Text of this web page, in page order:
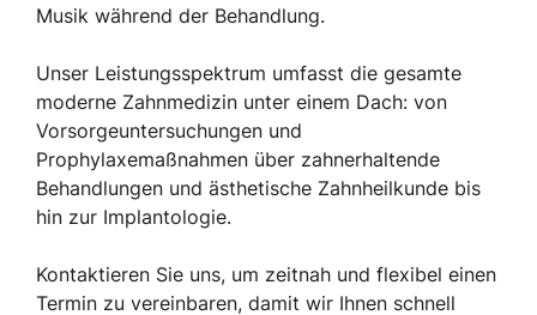
Musik während der Behandlung.
Unser Leistungsspektrum umfasst die gesamte
moderne Zahnmedizin unter einem Dach: von
Vorsorgeuntersuchungen und
Prophylaxemaßnahmen über zahnerhaltende
Behandlungen und ästhetische Zahnheilkunde bis
hin zur Implantologie.
Kontaktieren Sie uns, um zeitnah und flexibel einen
Termin zu vereinbaren, damit wir Ihnen schnell